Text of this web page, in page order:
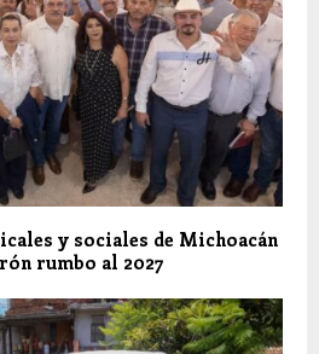
y sociales de Michoacán
rumbo al 2027